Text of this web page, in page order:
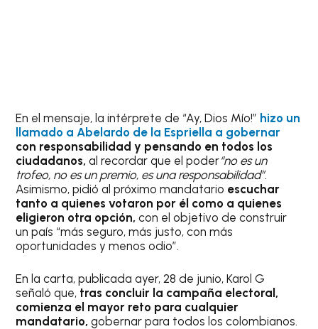
En el mensaje, la intérprete de “Ay, Dios Mío!” hizo un
llamado a Abelardo de la Espriella a gobernar
con responsabilidad y pensando en todos los
ciudadanos, al recordar que el poder“no es un
trofeo, no es un premio, es una responsabilidad”.
Asimismo, pidió al próximo mandatario escuchar
tanto a quienes votaron por él como a quienes
eligieron otra opción,con el objetivo de construir
un país “más seguro, más justo, con más
oportunidades y menos odio”.
En la carta, publicada ayer, 28 de junio, Karol G
señaló que, tras concluir la campaña electoral,
comienza el mayor reto para cualquier
mandatario,gobernar para todos los colombianos.